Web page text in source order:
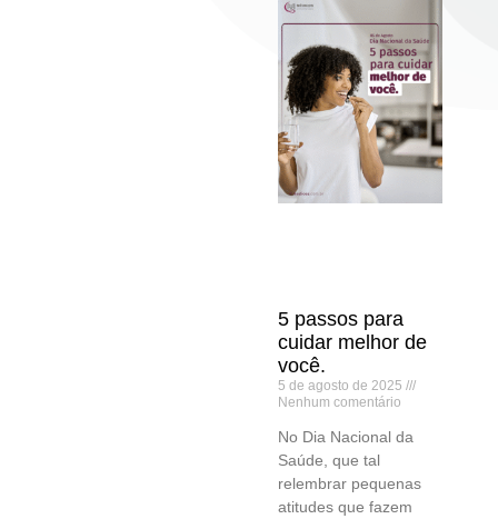
5 passos para
cuidar melhor de
você.
5 de agosto de 2025
Nenhum comentário
No Dia Nacional da
Saúde, que tal
relembrar pequenas
atitudes que fazem